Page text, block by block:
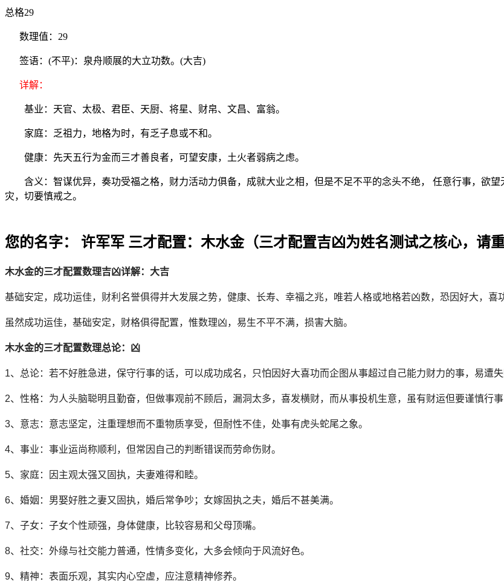
总格29
数理值：29
签语：(不平)：泉舟顺展的大立功数。(大吉)
详解：
基业：天官、太极、君臣、天厨、将星、财帛、文昌、富翁。
家庭：乏祖力，地格为时，有乏子息或不和。
健康：先天五行为金而三才善良者，可望安康，土火者弱病之虑。
含义：智谋优异，奏功受福之格，财力活动力俱备，成就大业之相，但是不足不平的念头不绝， 任意行事，欲望
灾，切要慎戒之。
您的名字： 许军军 三才配置：木水金（三才配置吉凶为姓名测试之核心，请重
木水金的三才配置数理吉凶详解：大吉
基础安定，成功运佳，财利名誉俱得并大发展之势，健康、长寿、幸福之兆，唯若人格或地格若凶数，恐因好大，喜
虽然成功运佳，基础安定，财格俱得配置，惟数理凶，易生不平不满，损害大脑。
木水金的三才配置数理总论：凶
1、总论：若不好胜急进，保守行事的话，可以成功成名，只怕因好大喜功而企图从事超过自己能力财力的事，易遭失
2、性格：为人头脑聪明且勤奋，但做事观前不顾后，漏洞太多，喜发横财，而从事投机生意，虽有财运但要谨慎行事
3、意志：意志坚定，注重理想而不重物质享受，但耐性不佳，处事有虎头蛇尾之象。
4、事业：事业运尚称顺利，但常因自己的判断错误而劳命伤财。
5、家庭：因主观太强又固执，夫妻难得和睦。
6、婚姻：男娶好胜之妻又固执，婚后常争吵；女嫁固执之夫，婚后不甚美满。
7、子女：子女个性顽强，身体健康，比较容易和父母顶嘴。
8、社交：外缘与社交能力普通，性情多变化，大多会倾向于风流好色。
9、精神：表面乐观，其实内心空虚，应注意精神修养。